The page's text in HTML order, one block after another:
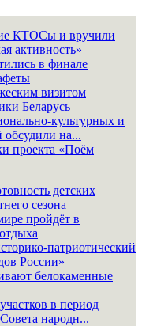
КТОСы и вручили
активность»
в финале
визитом
Беларусь
культурных и
обсудили на...
проекта «Поём
детских
сезона
пройдёт в
патриотический
России»
белокаменные
в период
народн...